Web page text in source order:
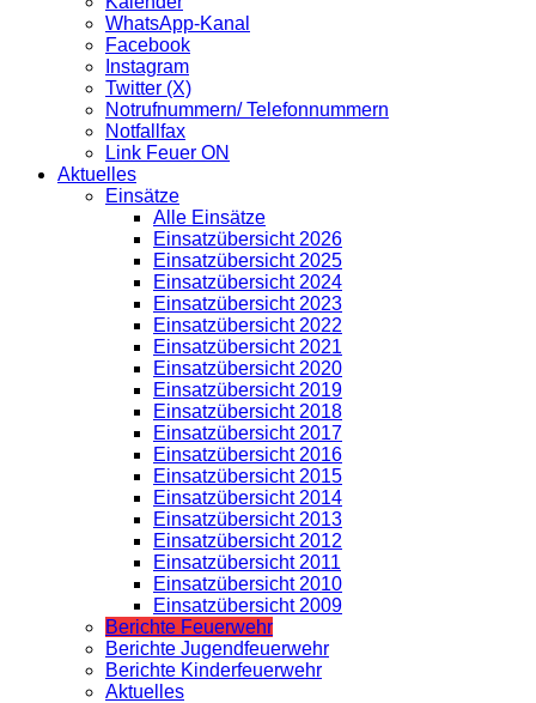
WhatsApp-Kanal
Facebook
Instagram
Twitter (X)
Notrufnummern/ Telefonnummern
Notfallfax
Link Feuer ON
Aktuelles
Einsätze
Alle Einsätze
Einsatzübersicht 2026
Einsatzübersicht 2025
Einsatzübersicht 2024
Einsatzübersicht 2023
Einsatzübersicht 2022
Einsatzübersicht 2021
Einsatzübersicht 2020
Einsatzübersicht 2019
Einsatzübersicht 2018
Einsatzübersicht 2017
Einsatzübersicht 2016
Einsatzübersicht 2015
Einsatzübersicht 2014
Einsatzübersicht 2013
Einsatzübersicht 2012
Einsatzübersicht 2011
Einsatzübersicht 2010
Einsatzübersicht 2009
Berichte Feuerwehr
Berichte Jugendfeuerwehr
Berichte Kinderfeuerwehr
Aktuelles